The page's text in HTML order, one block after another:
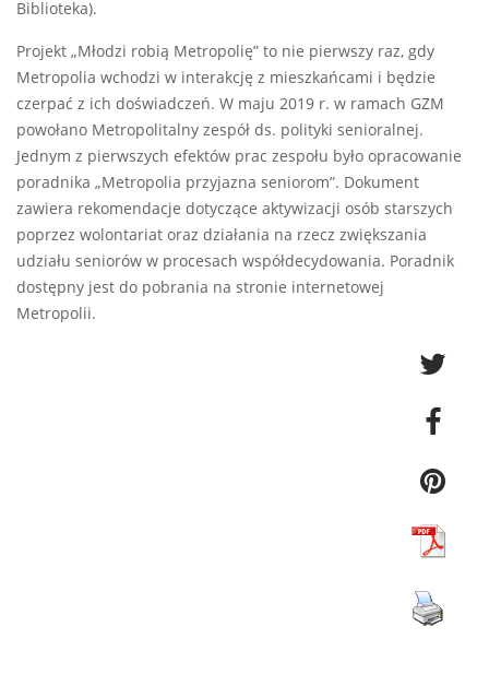
Biblioteka).
Projekt „Młodzi robią Metropolię” to nie pierwszy raz, gdy
Metropolia wchodzi w interakcję z mieszkańcami i będzie
czerpać z ich doświadczeń. W maju 2019 r. w ramach GZM
powołano Metropolitalny zespół ds. polityki senioralnej.
Jednym z pierwszych efektów prac zespołu było opracowanie
poradnika „Metropolia przyjazna seniorom”. Dokument
zawiera rekomendacje dotyczące aktywizacji osób starszych
poprzez wolontariat oraz działania na rzecz zwiększania
udziału seniorów w procesach współdecydowania. Poradnik
dostępny jest do pobrania na stronie internetowej
Metropolii.